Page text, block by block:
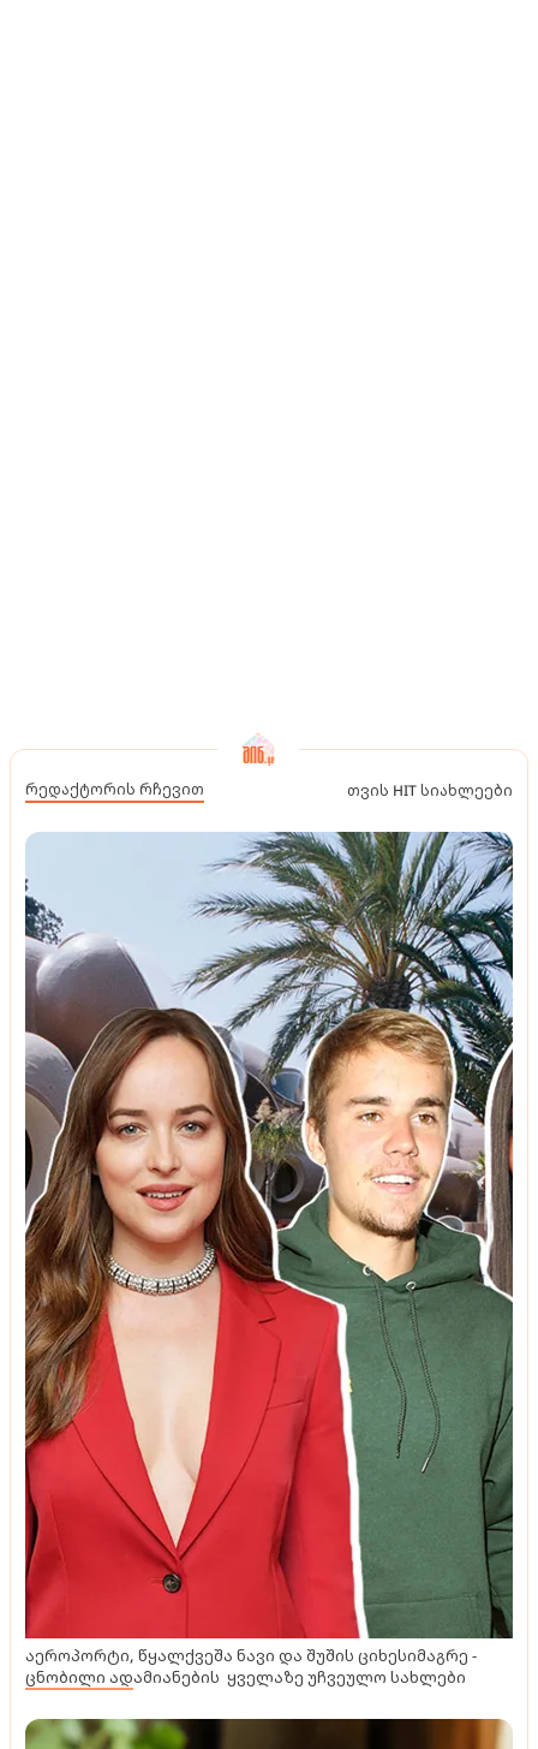
რედაქტორის რჩევით თვის HIT სიახლეები
აეროპორტი, წყალქვეშა ნავი და შუშის ციხესიმაგრე -
ცნობილი ადამიანების ყველაზე უჩვეულო სახლები